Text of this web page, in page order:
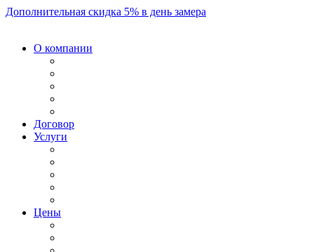
Дополнительная скидка 5% в день замера
О компании
Договор
Услуги
Цены